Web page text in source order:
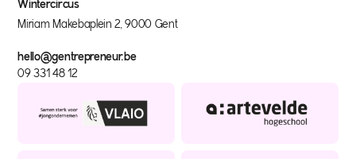
Wintercircus
Miriam Makebaplein 2, 9000 Gent
hello@gentrepreneur.be
09 331 48 12